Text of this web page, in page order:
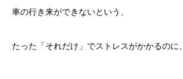
車の行き来ができないという、
たった「それだけ」でストレスがかかるのに、